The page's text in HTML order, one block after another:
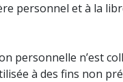
personnel et à la
personnelle n’est
à des fins non